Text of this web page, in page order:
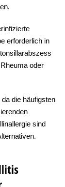
erforderlich in
oder
die häufigsten
sind